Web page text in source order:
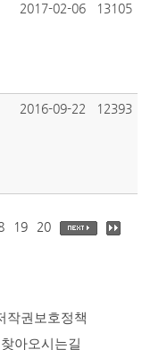
2017-02-06 13105
2016-09-22 12393
19 20
작권보호정책
찾아오시는길